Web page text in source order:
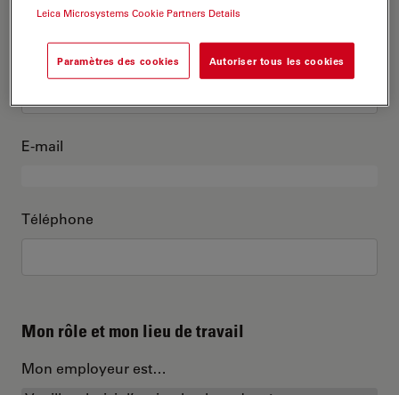
E-mail
Téléphone
Mon rôle et mon lieu de travail
Mon employeur est…
Leica Microsystems Cookie Partners Details
Paramètres des cookies Autoriser tous les cookies